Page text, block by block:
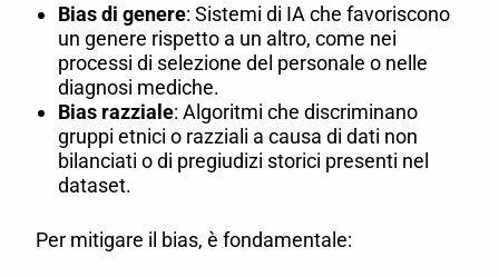
Bias di genere: Sistemi di IA che favoriscono
un genere rispetto a un altro, come nei
processi di selezione del personale o nelle
diagnosi mediche.
Bias razziale: Algoritmi che discriminano
gruppi etnici o razziali a causa di dati non
bilanciati o di pregiudizi storici presenti nel
dataset.
Per mitigare il bias, è fondamentale: